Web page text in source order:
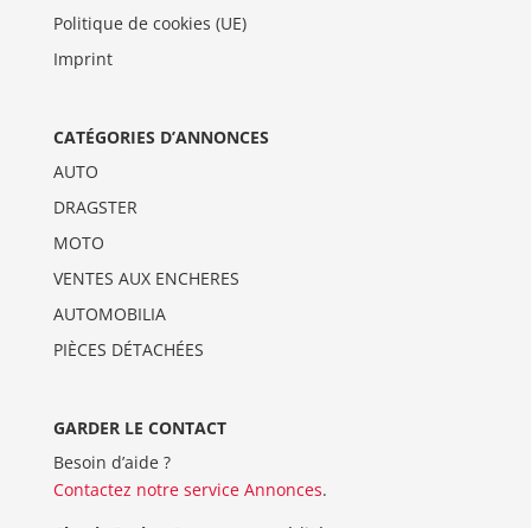
Politique de cookies (UE)
Imprint
CATÉGORIES D’ANNONCES
AUTO
DRAGSTER
MOTO
VENTES AUX ENCHERES
AUTOMOBILIA
PIÈCES DÉTACHÉES
GARDER LE CONTACT
Besoin d’aide ?
Contactez notre service Annonces.